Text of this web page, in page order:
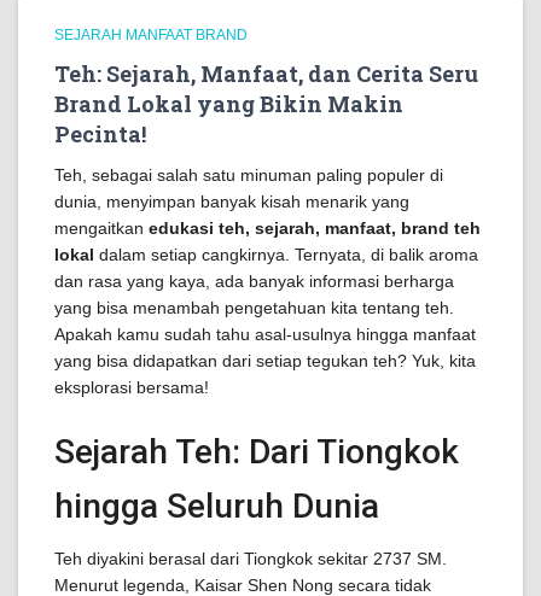
SEJARAH MANFAAT BRAND
Teh: Sejarah, Manfaat, dan Cerita Seru
Brand Lokal yang Bikin Makin
Pecinta!
Teh, sebagai salah satu minuman paling populer di
dunia, menyimpan banyak kisah menarik yang
mengaitkan edukasi teh, sejarah, manfaat, brand teh
lokal dalam setiap cangkirnya. Ternyata, di balik aroma
dan rasa yang kaya, ada banyak informasi berharga
yang bisa menambah pengetahuan kita tentang teh.
Apakah kamu sudah tahu asal-usulnya hingga manfaat
yang bisa didapatkan dari setiap tegukan teh? Yuk, kita
eksplorasi bersama!
Sejarah Teh: Dari Tiongkok
hingga Seluruh Dunia
Teh diyakini berasal dari Tiongkok sekitar 2737 SM.
Menurut legenda, Kaisar Shen Nong secara tidak